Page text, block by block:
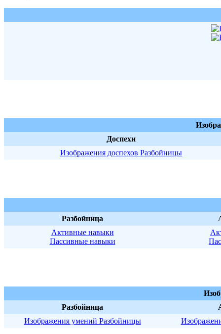
Доспехи
Изображения доспехов Разбойницы
Разбойница
Активные навыки
Пассивные навыки
Разбойница
Изображения умений Разбойницы